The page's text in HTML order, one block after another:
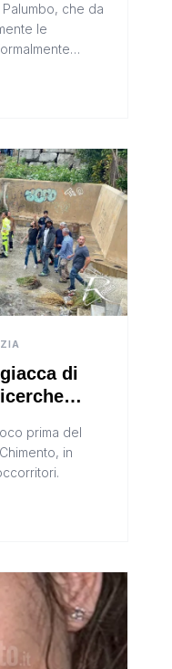
che da
le
di
prima del
in